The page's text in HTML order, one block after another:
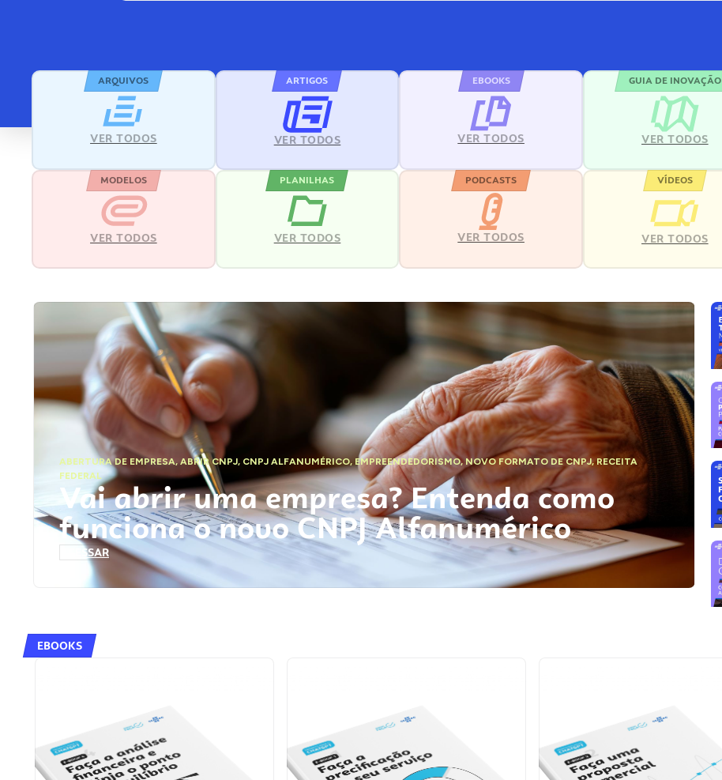
ARQUIVOS
VER TODOS
ARTIGOS
VER TODOS
EBOOKS
VER TODOS
GUIA DE INOVAÇÃO
VER TODOS
MODELOS
VER TODOS
PLANILHAS
VER TODOS
PODCASTS
VER TODOS
VÍDEOS
VER TODOS
ABERTURA DE EMPRESA,ABRIR CNPJ, CNPJ ALFANUMÉRICO, EMPREENDEDORISMO,NOVO FORMATO DE CNPJ,RECEITA
FEDERAL
Vai abrir uma empresa? Entenda como
funciona o novo CNPJ Alfanumérico
ACESSAR
EBOOKS